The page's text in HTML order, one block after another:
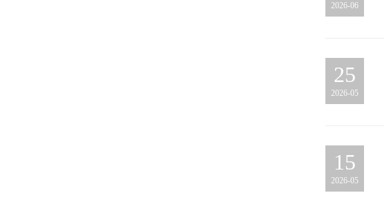
2026-06
25
2026-05
15
2026-05